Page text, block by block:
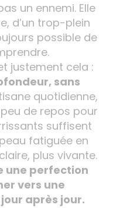
un ennemi. Elle
d’un trop-plein
possible de
justement cela :
sans
quotidienne,
de repos pour
suffisent
fatiguée en
plus vivante.
une perfection
vers une
après jour.